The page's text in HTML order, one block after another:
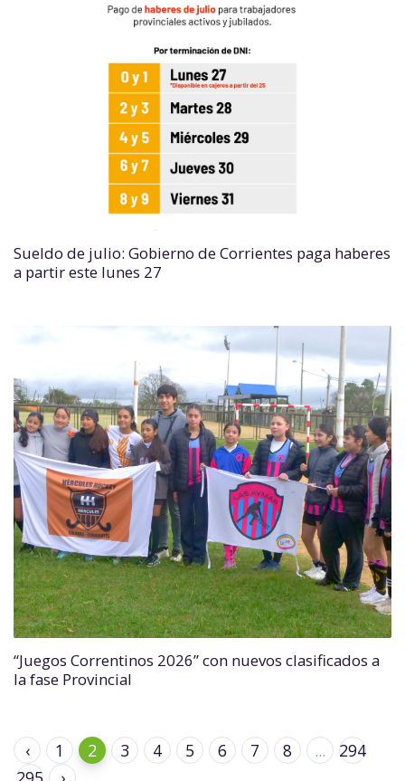
Sueldo de julio: Gobierno de Corrientes paga haberes
a partir este lunes 27
“Juegos Correntinos 2026” con nuevos clasificados a
la fase Provincial
‹ 1 2 3 4 5 6 7 8 ...
294